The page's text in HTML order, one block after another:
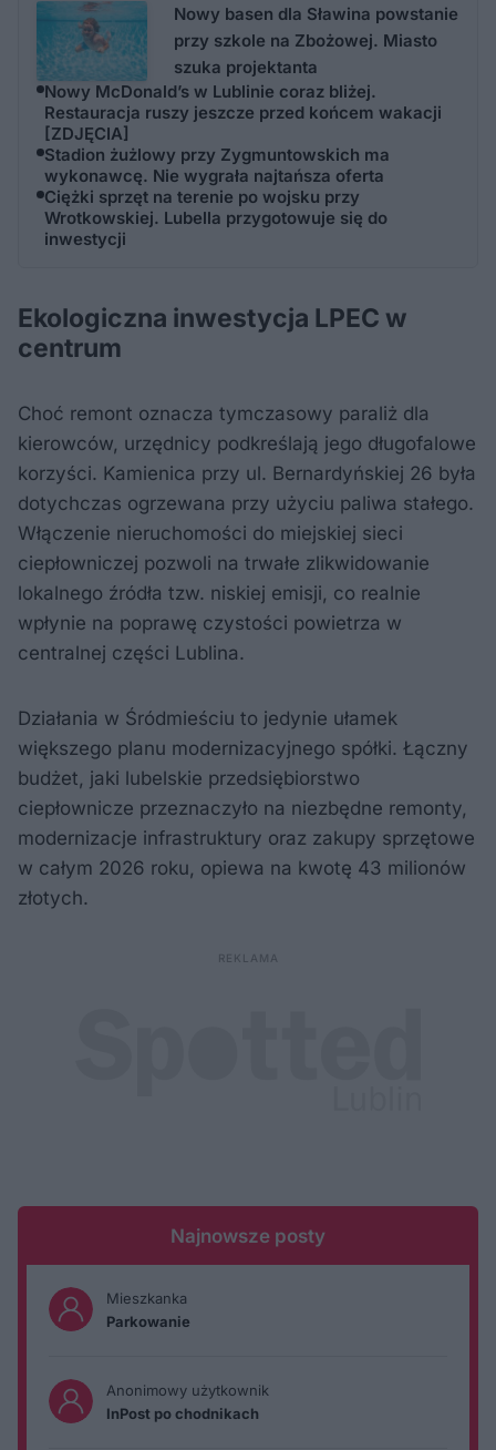
Nowy basen dla Sławina powstanie
przy szkole na Zbożowej. Miasto
szuka projektanta
Nowy McDonald’s w Lublinie coraz bliżej.
Restauracja ruszy jeszcze przed końcem wakacji
[ZDJĘCIA]
Stadion żużlowy przy Zygmuntowskich ma
wykonawcę. Nie wygrała najtańsza oferta
Ciężki sprzęt na terenie po wojsku przy
Wrotkowskiej. Lubella przygotowuje się do
inwestycji
Ekologiczna inwestycja LPEC w
centrum
Choć remont oznacza tymczasowy paraliż dla
kierowców, urzędnicy podkreślają jego długofalowe
korzyści. Kamienica przy ul. Bernardyńskiej 26 była
dotychczas ogrzewana przy użyciu paliwa stałego.
Włączenie nieruchomości do miejskiej sieci
ciepłowniczej pozwoli na trwałe zlikwidowanie
lokalnego źródła tzw. niskiej emisji, co realnie
wpłynie na poprawę czystości powietrza w
centralnej części Lublina.
Działania w Śródmieściu to jedynie ułamek
większego planu modernizacyjnego spółki. Łączny
budżet, jaki lubelskie przedsiębiorstwo
ciepłownicze przeznaczyło na niezbędne remonty,
modernizacje infrastruktury oraz zakupy sprzętowe
w całym 2026 roku, opiewa na kwotę 43 milionów
złotych.
Najnowsze posty
Mieszkanka
Parkowanie
Anonimowy użytkownik
InPost po chodnikach